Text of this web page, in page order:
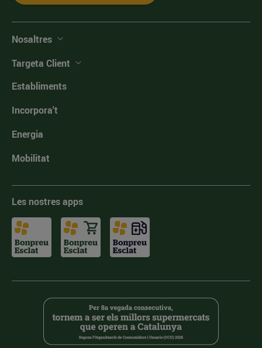
Nosaltres
Targeta Client
Establiments
Incorpora't
Energia
Mobilitat
Les nostres apps